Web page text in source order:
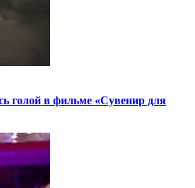
голой в фильме «Сувенир для